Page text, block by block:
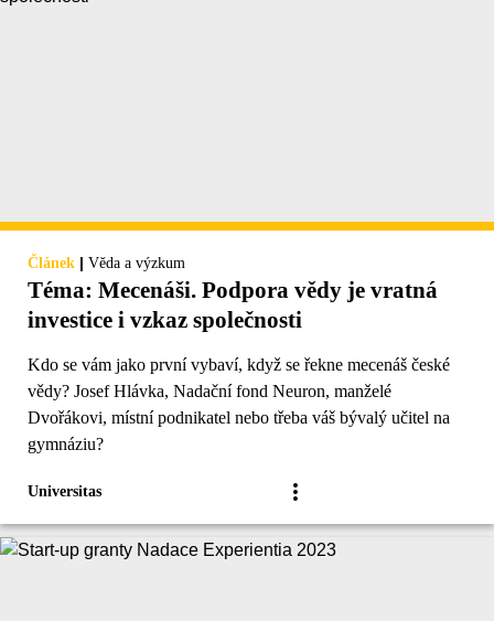
Článek | Věda a výzkum
Téma: Mecenáši. Podpora vědy je vratná
investice i vzkaz společnosti
Kdo se vám jako první vybaví, když se řekne mecenáš české
vědy? Josef Hlávka, Nadační fond Neuron, manželé
Dvořákovi, místní podnikatel nebo třeba váš bývalý učitel na
gymnáziu?
Universitas